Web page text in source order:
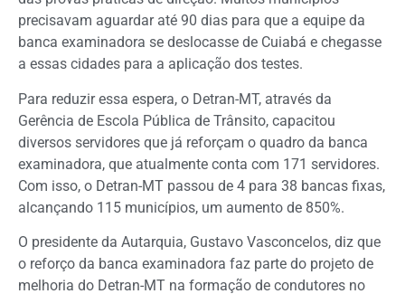
precisavam aguardar até 90 dias para que a equipe da
banca examinadora se deslocasse de Cuiabá e chegasse
a essas cidades para a aplicação dos testes.
Para reduzir essa espera, o Detran-MT, através da
Gerência de Escola Pública de Trânsito, capacitou
diversos servidores que já reforçam o quadro da banca
examinadora, que atualmente conta com 171 servidores.
Com isso, o Detran-MT passou de 4 para 38 bancas fixas,
alcançando 115 municípios, um aumento de 850%.
O presidente da Autarquia, Gustavo Vasconcelos, diz que
o reforço da banca examinadora faz parte do projeto de
melhoria do Detran-MT na formação de condutores no